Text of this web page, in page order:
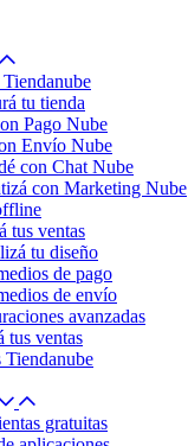
tu tienda
Pago Nube
Envío Nube
con Chat Nube
con Marketing Nube
tus ventas
tu diseño
de pago
de envío
avanzadas
tus ventas
Tiendanube
gratuitas